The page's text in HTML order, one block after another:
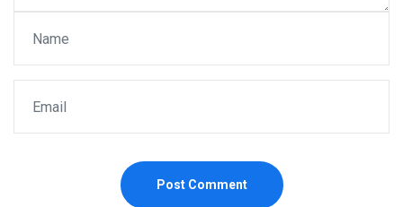
Post Comment